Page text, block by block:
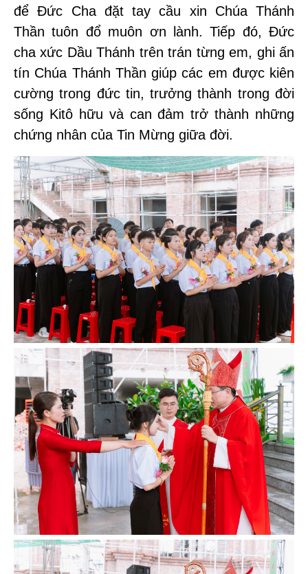
để Đức Cha đặt tay cầu xin Chúa Thánh
Thần tuôn đổ muôn ơn lành. Tiếp đó, Đức
cha xức Dầu Thánh trên trán từng em, ghi ấn
tín Chúa Thánh Thần giúp các em được kiên
cường trong đức tin, trưởng thành trong đời
sống Kitô hữu và can đảm trở thành những
chứng nhân của Tin Mừng giữa đời.